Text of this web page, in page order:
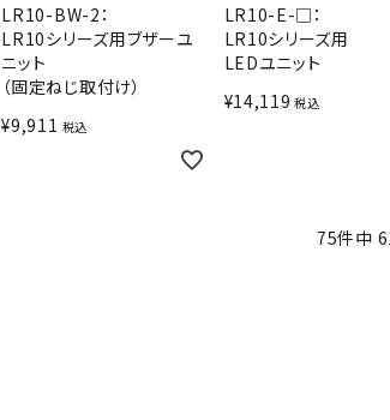
LR10-BW-2：
LR10シリーズ用ブザーユ
ニット
（固定ねじ取付け）
¥9,911 税込
LR10-E-□：
LR10シリーズ用
LEDユニット
¥14,119 税込
75件中